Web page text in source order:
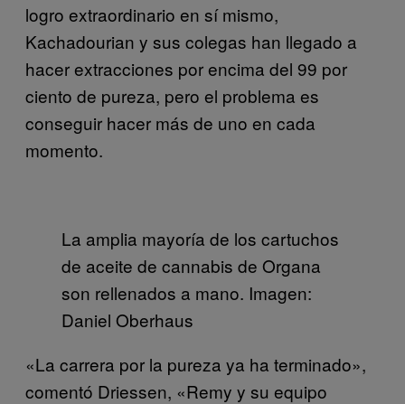
logro extraordinario en sí mismo,
Kachadourian y sus colegas han llegado a
hacer extracciones por encima del 99 por
ciento de pureza, pero el problema es
conseguir hacer más de uno en cada
momento.
La amplia mayoría de los cartuchos
de aceite de cannabis de Organa
son rellenados a mano. Imagen:
Daniel Oberhaus
«La carrera por la pureza ya ha terminado»,
comentó Driessen, «Remy y su equipo